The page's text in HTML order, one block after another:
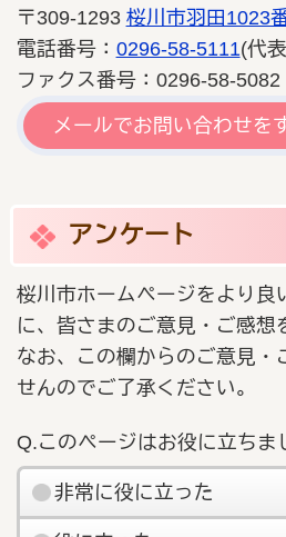
〒309-1293 桜川市羽田1023
電話番号： 0296-58-5111(代表
ファクス番号：0296-58-5082
メールでお問い合わせを
アンケート
桜川市ホームページをより良
に、皆さまのご意見・ご感想
なお、この欄からのご意見・
せんのでご了承ください。
Q.このページはお役に立ちま
非常に役に立った